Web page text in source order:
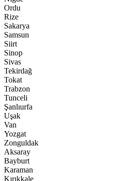
Ordu
Rize
Sakarya
Samsun
Siirt
Sinop
Sivas
Tekirdağ
Tokat
Trabzon
Tunceli
Şanlıurfa
Uşak
Van
Yozgat
Zonguldak
Aksaray
Bayburt
Karaman
Kırıkkale